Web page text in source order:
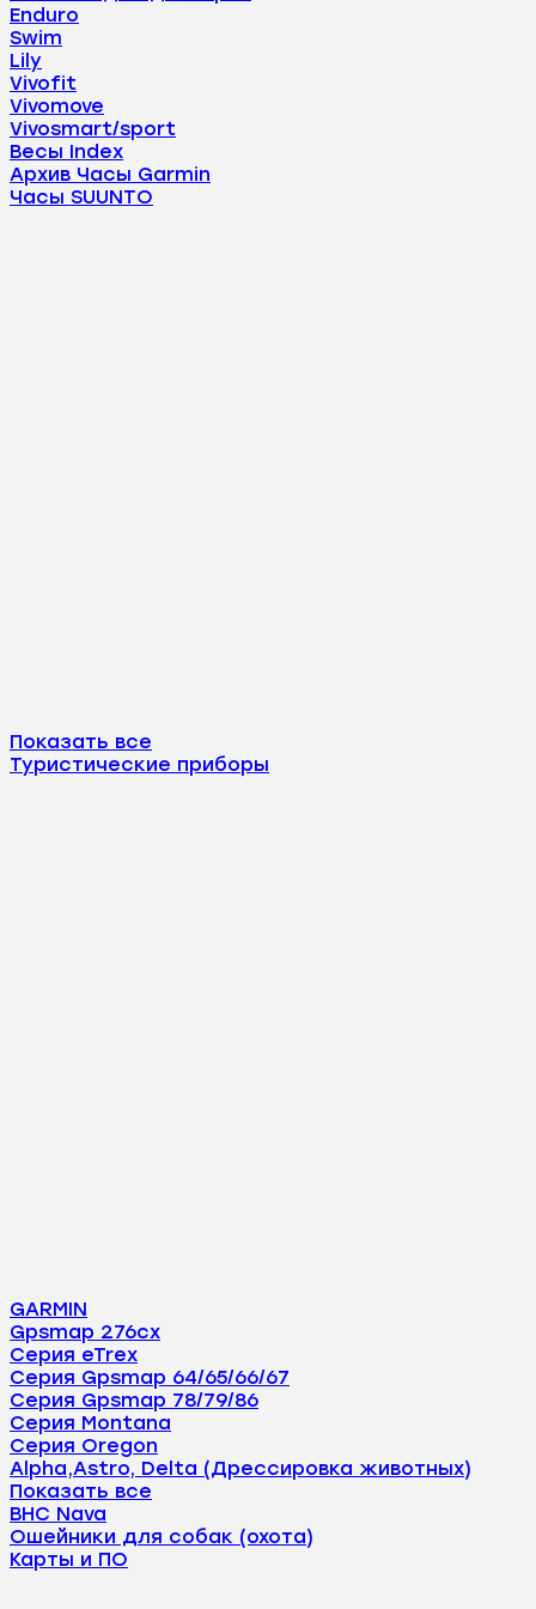
Enduro
Swim
Lily
Vivofit
Vivomove
Vivosmart/sport
Весы Index
Архив Часы Garmin
Часы SUUNTO
Показать все
Туристические приборы
GARMIN
Gpsmap 276cx
Серия eTrex
Серия Gpsmap 64/65/66/67
Серия Gpsmap 78/79/86
Серия Montana
Серия Oregon
Alpha,Astro, Delta (Дрессировка животных)
Показать все
BHC Nava
Ошейники для собак (охота)
Карты и ПО